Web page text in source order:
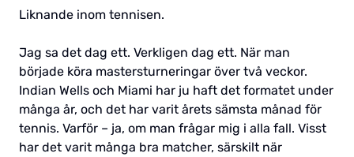
Liknande inom tennisen.
Jag sa det dag ett. Verkligen dag ett. När man
började köra mastersturneringar över två veckor.
Indian Wells och Miami har ju haft det formatet under
många år, och det har varit årets sämsta månad för
tennis. Varför – ja, om man frågar mig i alla fall. Visst
har det varit många bra matcher, särskilt när